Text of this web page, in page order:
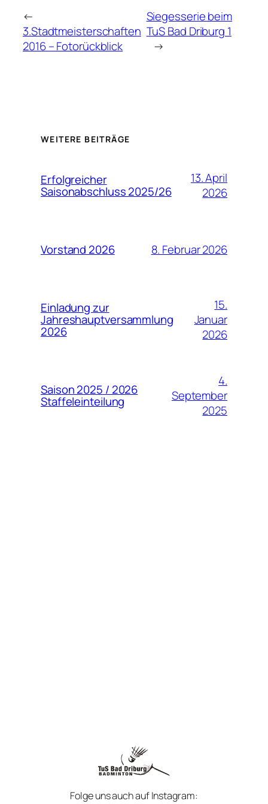
←
3.Stadtmeisterschaften
2016 – Fotorückblick
Siegesserie beim
TuS Bad Driburg 1
→
WEITERE BEITRÄGE
Erfolgreicher
Saisonabschluss 2025/26
13. April
2026
Vorstand 2026 8. Februar 2026
Einladung zur
Jahreshauptversammlung
2026
15.
Januar
2026
Saison 2025 / 2026
Staffeleinteilung
4.
September
2025
Folge uns auch auf Instagram: